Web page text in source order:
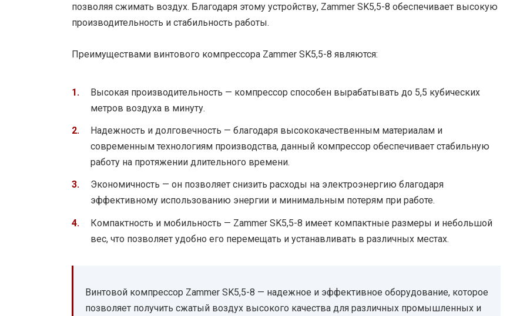
позволяя сжимать воздух. Благодаря этому устройству, Zammer SK5,5-8 обеспечивает высокую
производительность и стабильность работы.
Преимуществами винтового компрессора Zammer SK5,5-8 являются:
Высокая производительность — компрессор способен вырабатывать до 5,5 кубических
метров воздуха в минуту.
Надежность и долговечность — благодаря высококачественным материалам и
современным технологиям производства, данный компрессор обеспечивает стабильную
работу на протяжении длительного времени.
Экономичность — он позволяет снизить расходы на электроэнергию благодаря
эффективному использованию энергии и минимальным потерям при работе.
Компактность и мобильность — Zammer SK5,5-8 имеет компактные размеры и небольшой
вес, что позволяет удобно его перемещать и устанавливать в различных местах.
Винтовой компрессор Zammer SK5,5-8 — надежное и эффективное оборудование, которое
позволяет получить сжатый воздух высокого качества для различных промышленных и